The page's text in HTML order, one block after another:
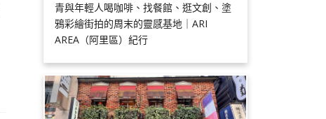
青與年輕人喝咖啡、找餐館、逛文創、塗
鴉彩繪街拍的周末的靈感基地｜ARI
AREA（阿里區）紀行